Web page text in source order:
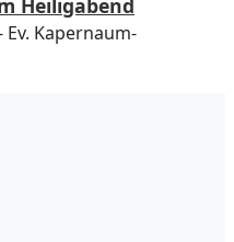
Heiligabend
Ev. Kapernaum-